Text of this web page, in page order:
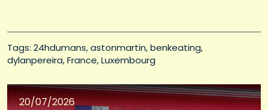
Tags: 24hdumans astonmartin benkeating
dylanpereira France Luxembourg
20/07/2026